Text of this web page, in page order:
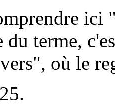
ici
terme,
où le